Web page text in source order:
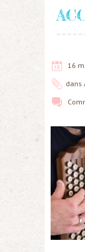
16
dans